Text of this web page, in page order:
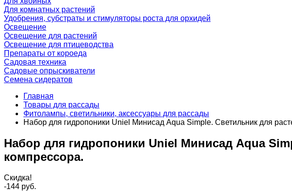
Для комнатных растений
Удобрения, субстраты и стимуляторы роста для орхидей
Освещение
Освещение для растений
Освещение для птицеводства
Препараты от короеда
Садовая техника
Садовые опрыскиватели
Семена сидератов
Главная
Товары для рассады
Фитолампы, светильники, аксессуары для рассады
Набор для гидропоники Uniel Минисад Aqua Simple. Светильник для
Набор для гидропоники Uniel Минисад Aqua
компрессора.
Скидка!
-144 руб.